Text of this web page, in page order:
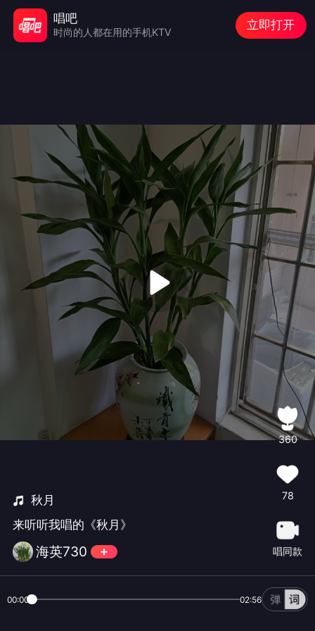
秋月
来听听我唱的《秋月》
海英730
360
78
唱同款
00:00 02:56
唱吧
时尚的人都在用的手机KTV
立即打开